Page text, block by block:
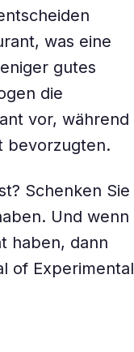
was eine
gutes
die
vor, während
bevorzugten.
Schenken Sie
Und wenn
haben, dann
of Experimental